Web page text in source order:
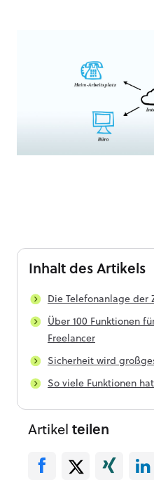
Inhalt des Artikels
Die Telefonanlage der
Über 100 Funktionen
Freelancer
Sicherheit wird
So viele Funktionen
Artikel teilen